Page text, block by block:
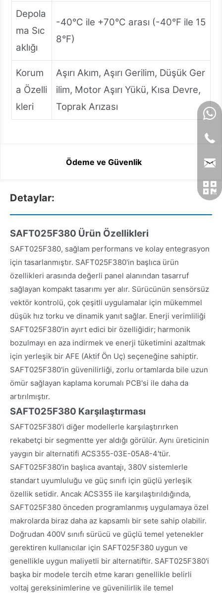
Depola
ma Sıc
aklığı
-40°C ile +70°C arası (-40°F ile 15
8°F)
Korum
a Özelli
kleri
Aşırı Akım, Aşırı Gerilim, Düşük Ger
ilim, Motor Aşırı Yükü, Kısa Devre,
Toprak Arızası
Ödeme ve Güvenlik
Detaylar:
SAFT025F380 Ürün Özellikleri
SAFT025F380, sağlam performans ve kolay entegrasyon
için tasarlanmıştır. SAFT025F380'in başlıca ürün
özellikleri arasında değerli panel alanından tasarruf
sağlayan kompakt tasarımı yer alır. Sürücünün sensörsüz
vektör kontrolü, çok çeşitli uygulamalar için mükemmel
düşük hız torku ve dinamik yanıt sağlar. Enerji verimliliği
SAFT025F380'in ayırt edici bir özelliğidir; harmonik
bozulmayı en aza indirmek ve enerji tüketimini azaltmak
için yerleşik bir AFE (Aktif Ön Uç) seçeneğine sahiptir.
SAFT025F380'in güvenilirliği, zorlu ortamlarda bile uzun
ömür sağlayan kaplama korumalı PCB'si ile daha da
artırılmıştır.
SAFT025F380 Karşılaştırması
SAFT025F380'i diğer modellerle karşılaştırırken
rekabetçi bir segmentte yer aldığı görülür. Aynı üreticinin
yaygın bir alternatifi ACS355-03E-05A8-4'tür.
SAFT025F380'in başlıca avantajı, 380V sistemlerle
standart uyumluluğu ve güç sınıfı için güçlü yerleşik
özellik setidir. Ancak ACS355 ile karşılaştırıldığında,
SAFT025F380 önceden programlanmış uygulamaya özel
makrolarda biraz daha az kapsamlı bir sete sahip olabilir.
Doğrudan 400V sınıfı sürücü ve güçlü temel yetenekler
gerektiren kullanıcılar için SAFT025F380 uygun ve
genellikle uygun maliyetli bir alternatiftir. SAFT025F380'i
başka bir modele tercih etme kararı genellikle belirli
voltaj gereksinimlerine ve güvenilirlik ile temel